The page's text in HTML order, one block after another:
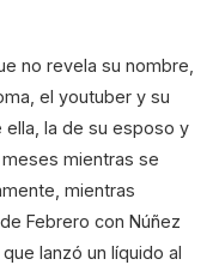
no revela su nombre,
el youtuber y su
la de su esposo y
mientras se
mientras
Febrero con Núñez
lanzó un líquido al